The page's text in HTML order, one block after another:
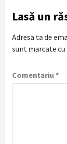
Lasă un
Adresa ta de
sunt marcate cu
Comentariu *